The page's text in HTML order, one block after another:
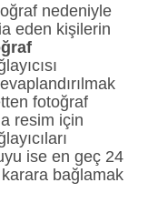
nedeniyle
eden kişilerin
fotoğraf
resim için
ise en geç 24
bağlamak